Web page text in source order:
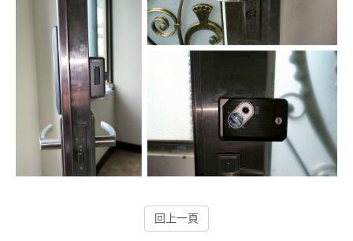
紅綠燈號誌系統系列
停車場周邊系列
影視對講整合系統系列
數位看板系列
監控系統系列
回上一頁